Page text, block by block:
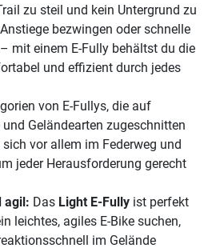
zu steil und kein Untergrund zu
bezwingen oder schnelle
mit einem E-Fully behältst du die
und effizient durch jedes
von E-Fullys, die auf
Geländearten zugeschnitten
vor allem im Federweg und
jeder Herausforderung gerecht
agil: Das Light E-Fully ist perfekt
leichtes, agiles E-Bike suchen,
im Gelände